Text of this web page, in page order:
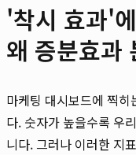
'착시 효과'
왜 증분효과
마케팅 대시보드에 찍히
다. 숫자가 높을수록 우
니다. 그러나 이러한 지